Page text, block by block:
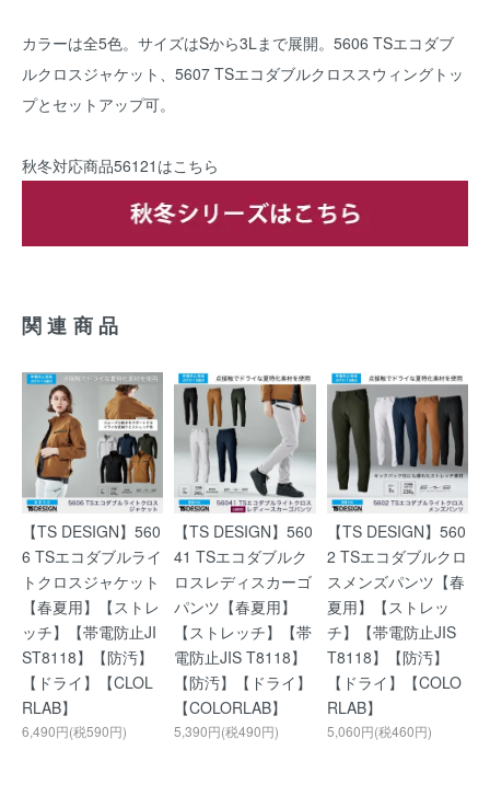
カラーは全5色。サイズはSから3Lまで展開。5606 TSエコダブ
ルクロスジャケット、5607 TSエコダブルクロススウィングトッ
プとセットアップ可。
秋冬対応商品56121 はこちら
関連商品
【TS DESIGN】560
6 TSエコダブルライ
トクロスジャケット
【春夏用】【ストレ
ッチ】【帯電防止JI
ST8118】【防汚】
【ドライ】【CLOL
RLAB】
6,490円(税590円)
【TS DESIGN】560
41 TSエコダブルク
ロスレディスカーゴ
パンツ【春夏用】
【ストレッチ】【帯
電防止JIS T8118】
【防汚】【ドライ】
【COLORLAB】
5,390円(税490円)
【TS DESIGN】560
2 TSエコダブルクロ
スメンズパンツ【春
夏用】【ストレッ
チ】【帯電防止JIS
T8118】【防汚】
【ドライ】【COLO
RLAB】
5,060円(税460円)